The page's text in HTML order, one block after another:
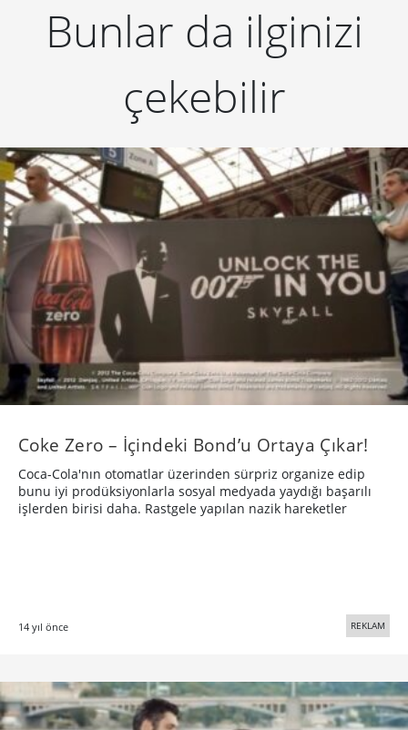
Bunlar da ilginizi
çekebilir
Coke Zero – İçindeki Bond’u Ortaya Çıkar!
Coca-Cola'nın otomatlar üzerinden sürpriz organize edip
bunu iyi prodüksiyonlarla sosyal medyada yaydığı başarılı
işlerden birisi daha. Rastgele yapılan nazik hareketler
14 yıl önce REKLAM